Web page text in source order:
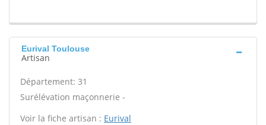
Eurival Toulouse
Artisan
Département: 31
Surélévation maçonnerie -
Voir la fiche artisan : Eurival